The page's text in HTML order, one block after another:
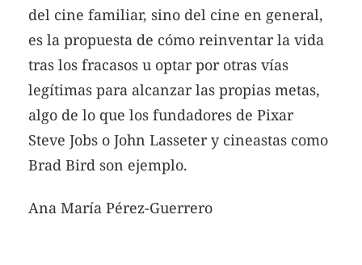
del cine familiar, sino del cine en general,
es la propuesta de cómo reinventar la vida
tras los fracasos u optar por otras vías
legítimas para alcanzar las propias metas,
algo de lo que los fundadores de Pixar
Steve Jobs o John Lasseter y cineastas como
Brad Bird son ejemplo.
Ana María Pérez-Guerrero